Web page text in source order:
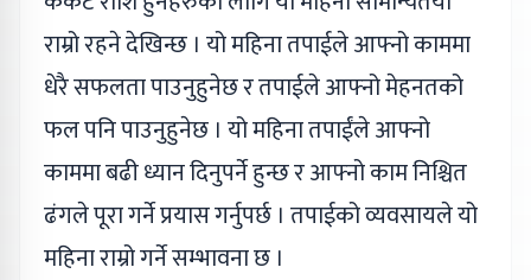
राम्रो रहने देखिन्छ । यो महिना तपाईले आफ्नो काममा
धेरै सफलता पाउनुहुनेछ र तपाईले आफ्नो मेहनतको
फल पनि पाउनुहुनेछ । यो महिना तपाईंले आफ्नो
काममा बढी ध्यान दिनुपर्ने हुन्छ र आफ्नो काम निश्चित
ढंगले पूरा गर्ने प्रयास गर्नुपर्छ । तपाईको व्यवसायले यो
महिना राम्रो गर्ने सम्भावना छ ।